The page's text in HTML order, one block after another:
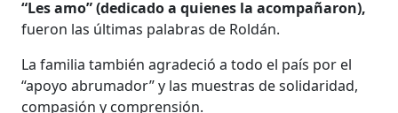
“Les amo” (dedicado a quienes la acompañaron),
fueron las últimas palabras de Roldán.
La familia también agradeció a todo el país por el
“apoyo abrumador” y las muestras de solidaridad,
compasión y comprensión.